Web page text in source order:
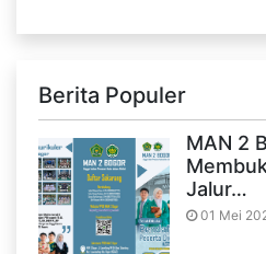
Berita Populer
MAN 2
Jalur…
01 Mei